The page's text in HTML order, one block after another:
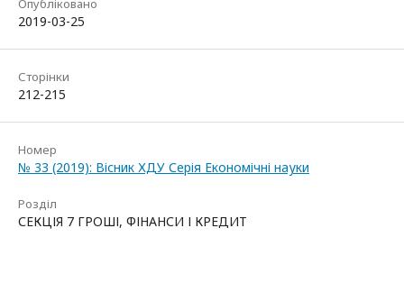
Опубліковано
2019-03-25
Сторінки
212-215
Номер
№ 33 (2019): Вісник ХДУ Серія Економічні науки
Розділ
СЕКЦІЯ 7 ГРОШІ, ФІНАНСИ І КРЕДИТ